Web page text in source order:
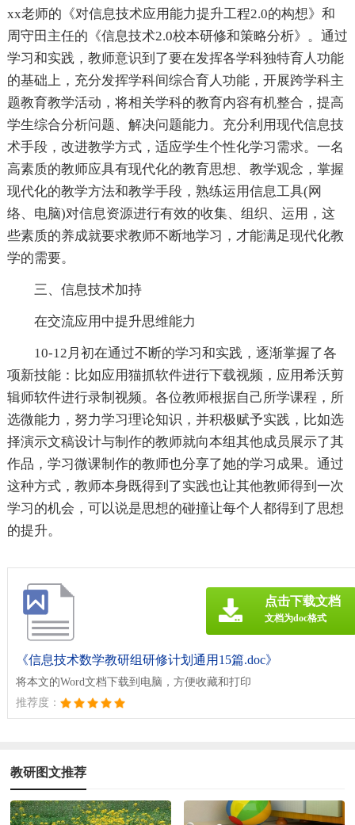
xx老师的《对信息技术应用能力提升工程2.0的构想》和
周守田主任的《信息技术2.0校本研修和策略分析》。通过
学习和实践，教师意识到了要在发挥各学科独特育人功能
的基础上，充分发挥学科间综合育人功能，开展跨学科主
题教育教学活动，将相关学科的教育内容有机整合，提高
学生综合分析问题、解决问题能力。充分利用现代信息技
术手段，改进教学方式，适应学生个性化学习需求。一名
高素质的教师应具有现代化的教育思想、教学观念，掌握
现代化的教学方法和教学手段，熟练运用信息工具(网
络、电脑)对信息资源进行有效的收集、组织、运用，这
些素质的养成就要求教师不断地学习，才能满足现代化教
学的需要。
三、信息技术加持
在交流应用中提升思维能力
10-12月初在通过不断的学习和实践，逐渐掌握了各
项新技能：比如应用猫抓软件进行下载视频，应用希沃剪
辑师软件进行录制视频。各位教师根据自己所学课程，所
选微能力，努力学习理论知识，并积极赋予实践，比如选
择演示文稿设计与制作的教师就向本组其他成员展示了其
作品，学习微课制作的教师也分享了她的学习成果。通过
这种方式，教师本身既得到了实践也让其他教师得到一次
学习的机会，可以说是思想的碰撞让每个人都得到了思想
的提升。
《信息技术数学教研组研修计划通用15篇.doc》
将本文的Word文档下载到电脑，方便收藏和打印
推荐度：
点击下载文档
文档为doc格式
教研图文推荐